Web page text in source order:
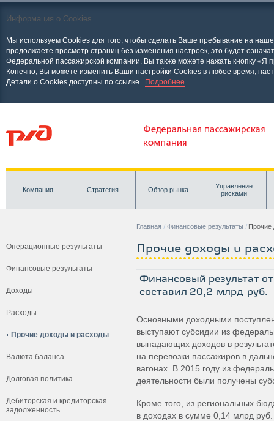
Информация о Cookies
Мы используем Cookies для того, чтобы сделать Ваше пребывание на
продолжаете просмотр страниц без изменения настроек, это будет
Федеральной пассажирской компании. Вы также можете нажать кнопку «Я
Конечно, Вы можете изменить Ваши настройки Cookies в любое время,
Детали о Cookies доступны по ссылке
Подробнее
Компания Стратегия Обзор рынка
Управление
рисками
Главная Финансовые результаты Прочие
Операционные результаты
Финансовые результаты
Доходы
Расходы
Прочие доходы и расходы
Валюта баланса
Долговая политика
Дебиторская и кредиторская
задолженность
Прочие доходы и
Финансовый результат
составил 20,2 млрд руб.
Основными доходными
выступают субсидии из
выпадающих доходов в
на перевозки пассажиров в
вагонах. В 2015 году из
деятельности были получены
Кроме того, из региональных
в доходах в сумме 0,14 млрд руб.